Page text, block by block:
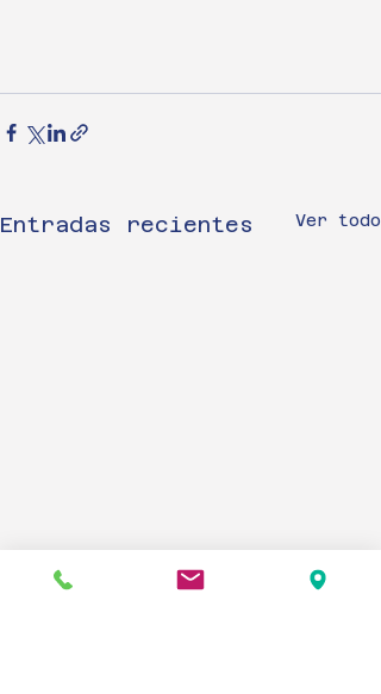
Entradas recientes Ver todo